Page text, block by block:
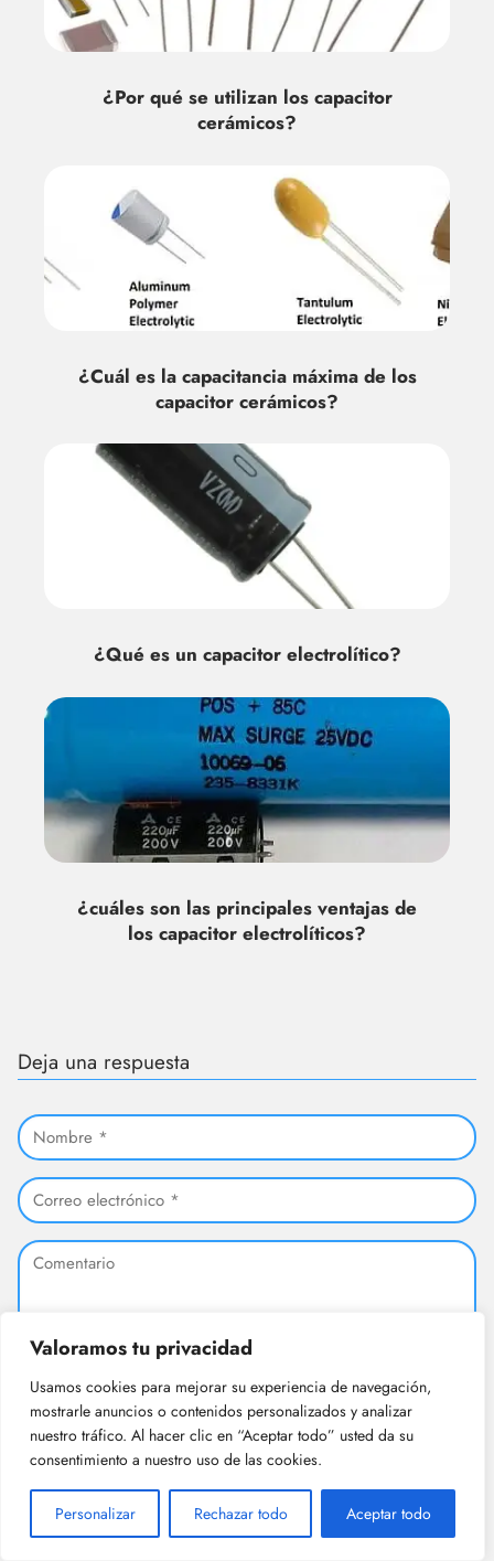
Valoramos tu privacidad
Usamos cookies para mejorar su experiencia de navegación,
mostrarle anuncios o contenidos personalizados y analizar
nuestro tráfico. Al hacer clic en “Aceptar todo” usted da su
consentimiento a nuestro uso de las cookies.
Personalizar Rechazar todo Aceptar todo
¿Por qué se utilizan los capacitor
cerámicos?
¿Cuál es la capacitancia máxima de los
capacitor cerámicos?
¿Qué es un capacitor electrolítico?
¿cuáles son las principales ventajas de
los capacitor electrolíticos?
Deja una respuesta